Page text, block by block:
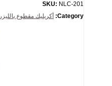
SKU: NLC-201
Category:
أكريليك مقطوع بالليزر